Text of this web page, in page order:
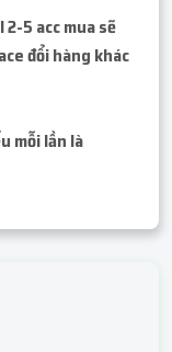
5 acc mua sẽ
đổi hàng khác
mỗi lần là